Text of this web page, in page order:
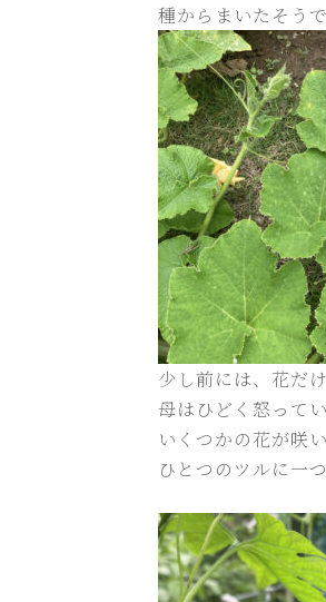
種からまいたそうで
少し前には、花だ
母はひどく怒って
いくつかの花が咲
ひとつのツルに一